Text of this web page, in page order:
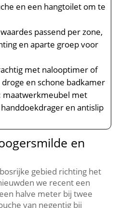
en een hangtoilet om te
passend per zone,
en aparte groep voor
met nalooptimer of
en schone badkamer
maatwerkmeubel met
en antislip
en
gebied richting het
we recent een
halve meter bij twee
van negentig bij